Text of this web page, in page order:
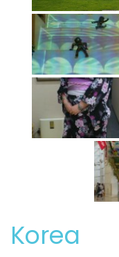
Korea